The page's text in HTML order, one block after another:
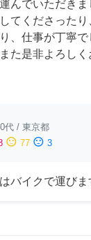
んでいただき
てくださった
、仕事が丁寧
た是非よろしく
代 / 東京都
sentiment_neutral 77 sentiment_dissatisfied 3
バイクで運びま